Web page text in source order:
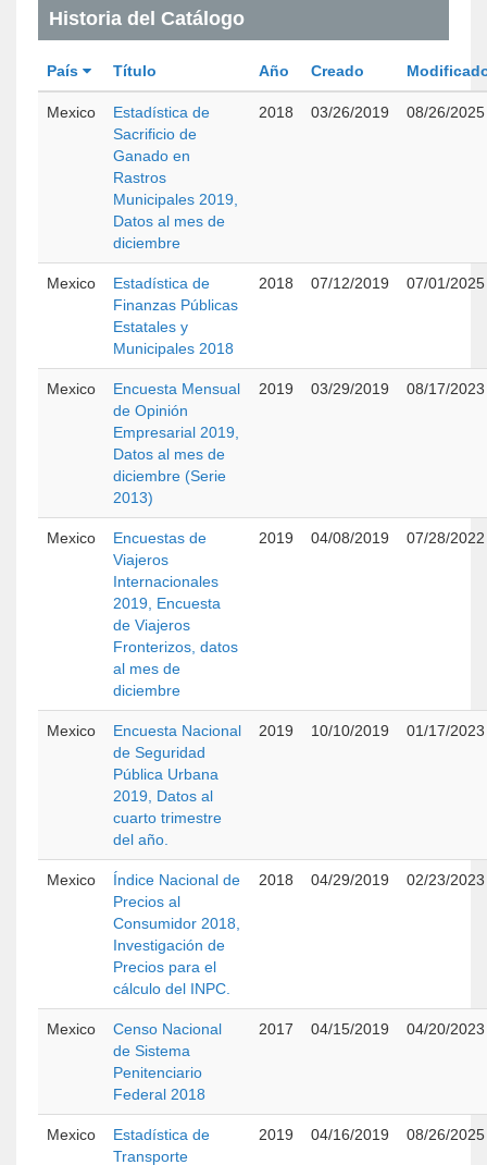
Historia del Catálogo
País Título Año Creado
Mexico
Estadística de
Sacrificio de
Ganado en
Rastros
Municipales 2019,
Datos al mes de
diciembre
2018 03/26/2019 08/26/2025
Mexico
Estadística de
Finanzas Públicas
Estatales y
Municipales 2018
2018 07/12/2019 07/01/2025
Mexico
Encuesta Mensual
de Opinión
Empresarial 2019,
Datos al mes de
diciembre (Serie
2013)
2019 03/29/2019 08/17/2023
Mexico
Encuestas de
Viajeros
Internacionales
2019, Encuesta
de Viajeros
Fronterizos, datos
al mes de
diciembre
2019 04/08/2019 07/28/2022
Mexico
Encuesta Nacional
de Seguridad
Pública Urbana
2019, Datos al
cuarto trimestre
del año.
2019 10/10/2019 01/17/2023
Mexico
Índice Nacional de
Precios al
Consumidor 2018,
Investigación de
Precios para el
cálculo del INPC.
2018 04/29/2019 02/23/2023
Mexico
Censo Nacional
de Sistema
Penitenciario
Federal 2018
2017 04/15/2019 04/20/2023
Mexico
Estadística de
Transporte
2019 04/16/2019 08/26/2025